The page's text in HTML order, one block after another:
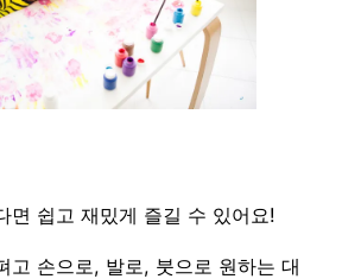
면 쉽고 재밌게 즐길 수 있어요!
고 손으로, 발로, 붓으로 원하는 대